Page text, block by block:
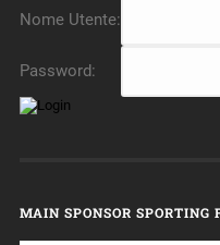
Nome Utente:
Password:
MAIN SPONSOR SPORTING